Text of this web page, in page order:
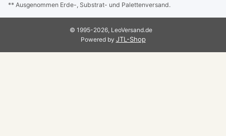
** Ausgenommen Erde-, Substrat- und Palettenversand.
© 1995-2026, LeoVersand.de
Powered by JTL-Shop